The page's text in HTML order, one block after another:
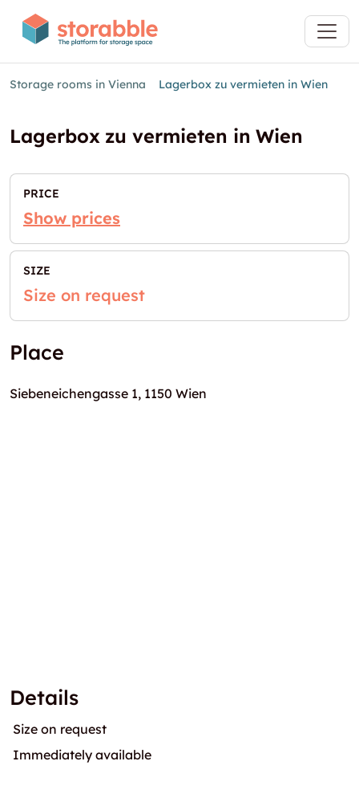
Storage rooms in Vienna Lagerbox zu vermieten in Wien
Lagerbox zu vermieten in Wien
PRICE
Show prices
SIZE
Size on request
Place
Siebeneichengasse 1, 1150 Wien
Details
Size on request
Immediately available